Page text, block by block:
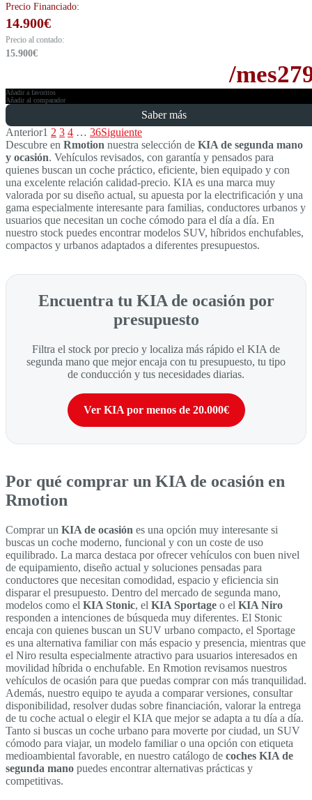
Precio Financiado:
14.900€
Precio al contado:
15.900€
/mes
Añadir a favoritos
Añadir al comparador
Saber más
Anterior1 2 3 4 … 36Siguiente
Descubre en Rmotion nuestra selección de KIA de segunda mano
y ocasión. Vehículos revisados, con garantía y pensados para
quienes buscan un coche práctico, eficiente, bien equipado y con
una excelente relación calidad-precio. KIA es una marca muy
valorada por su diseño actual, su apuesta por la electrificación y una
gama especialmente interesante para familias, conductores urbanos y
usuarios que necesitan un coche cómodo para el día a día. En
nuestro stock puedes encontrar modelos SUV, híbridos enchufables,
compactos y urbanos adaptados a diferentes presupuestos.
Encuentra tu KIA de ocasión por
presupuesto
Filtra el stock por precio y localiza más rápido el KIA de
segunda mano que mejor encaja con tu presupuesto, tu tipo
de conducción y tus necesidades diarias.
Ver KIA por menos de 20.000€
Por qué comprar un KIA de ocasión en
Rmotion
Comprar un KIA de ocasión es una opción muy interesante si
buscas un coche moderno, funcional y con un coste de uso
equilibrado. La marca destaca por ofrecer vehículos con buen nivel
de equipamiento, diseño actual y soluciones pensadas para
conductores que necesitan comodidad, espacio y eficiencia sin
disparar el presupuesto. Dentro del mercado de segunda mano,
modelos como el KIA Stonic, el KIA Sportage o el KIA Niro
responden a intenciones de búsqueda muy diferentes. El Stonic
encaja con quienes buscan un SUV urbano compacto, el Sportage
es una alternativa familiar con más espacio y presencia, mientras que
el Niro resulta especialmente atractivo para usuarios interesados en
movilidad híbrida o enchufable. En Rmotion revisamos nuestros
vehículos de ocasión para que puedas comprar con más tranquilidad.
Además, nuestro equipo te ayuda a comparar versiones, consultar
disponibilidad, resolver dudas sobre financiación, valorar la entrega
de tu coche actual o elegir el KIA que mejor se adapta a tu día a día.
Tanto si buscas un coche urbano para moverte por ciudad, un SUV
cómodo para viajar, un modelo familiar o una opción con etiqueta
medioambiental favorable, en nuestro catálogo de coches KIA de
segunda mano puedes encontrar alternativas prácticas y
competitivas.